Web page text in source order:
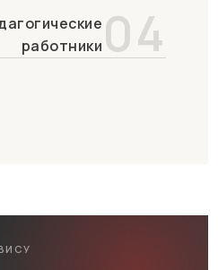
работники 04